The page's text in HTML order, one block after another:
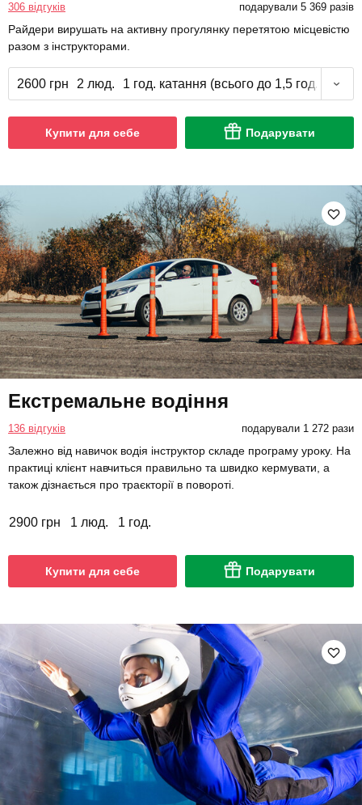
306 відгуків подарували 5 369 разів
Райдери вирушать на активну прогулянку перетятою місцевістю
разом з інструкторами.
2600 грн 2 люд. 1 год. катання (всього до 1,5 год.)
Купити для себе Подарувати
Екстремальне водіння
136 відгуків подарували 1 272 рази
Залежно від навичок водія інструктор складе програму уроку. На
практиці клієнт навчиться правильно та швидко кермувати, а
також дізнається про траєкторії в повороті.
2900 грн 1 люд. 1 год.
Купити для себе Подарувати